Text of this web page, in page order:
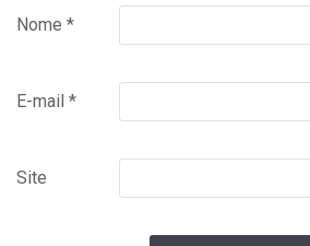
Nome *
E-mail *
Site